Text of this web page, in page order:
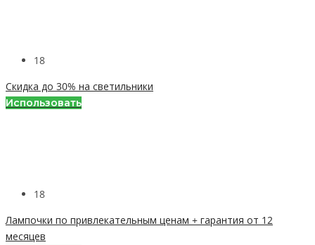
18
Скидка до 30% на светильники
Использовать
18
Лампочки по привлекательным ценам + гарантия от 12
месяцев